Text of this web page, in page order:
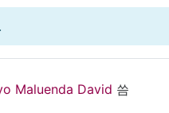
Maluenda David 씀